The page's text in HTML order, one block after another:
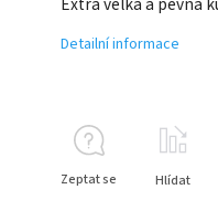
Detailní informace
Zeptat se Hlídat